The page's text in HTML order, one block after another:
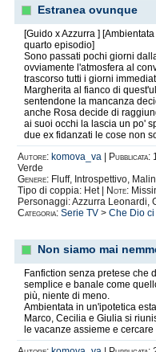
Estranea ovunque
[Guido x Azzurra ]
quarto episodio]
Sono passati pochi giorni
ovviamente l'atmosfera al
trascorso tutti i giorni
Margherita al fianco di
sentendone la mancanza
anche Rosa decide di
ai suoi occhi la lascia un po'
due ex fidanzati le cose non
Autore: komova_va Pubblicata:
Verde
Genere: Fluff, Introspettivo,
Tipo di coppia: Het |
Note:
Personaggi: Azzurra Leonardi,
Categoria: Serie TV > Che Dio ci
Non siamo mai
Fanfiction senza pretese che
semplice e banale come
più, niente di meno.
Ambientata in un'ipotetica
Marco, Cecilia e Giulia si
le vacanze assieme e